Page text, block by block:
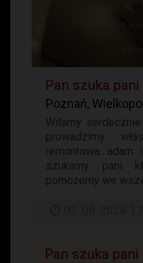
Pan szuka pani
Poznań,
Witamy
prowadzimy
remontowa.
szukamy pani
pomożemy we
Pan szuka pani